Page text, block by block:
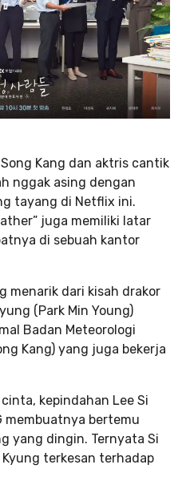
Kang dan aktris cantik
nggak asing dengan
tayang di Netflix ini.
juga memiliki latar
di sebuah kantor
menarik dari kisah drakor
(Park Min Young)
Badan Meteorologi
Kang) yang juga bekerja
kepindahan Lee Si
membuatnya bertemu
yang dingin. Ternyata Si
terkesan terhadap